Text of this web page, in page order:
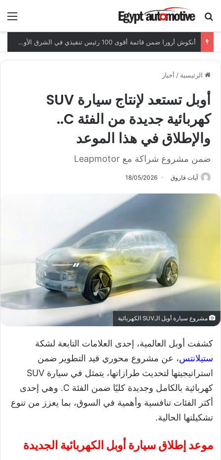
ابحث عن
أنكوش أرورا ضمن قائمة أقوى 100 رئيس تنفيذي في الشرق الأوسط لعام 2026
الرئيسية / أخبار
أوبل تستعد لإنتاج سيارة SUV
كهربائية جديدة من الفئة C..
والإطلاق في هذا الموعد
ضمن مشروع شراكة مع Leapmotor
آيات فاروق 18/05/2026
مشروع سيارة أوبل الـSUV الكهربائية
كشفت أوبل العالمية، إحدى العلامات التابعة لشكة
ستيلانتس، عن مشروع محوري قيد التطوير ضمن
استراتيجيتها لتحديث طرازاتها، يتمثل في سيارة SUV
كهربائية بالكامل وجديدة كليًا ضمن الفئة C. وهي إحدى
أكثر الفئات تنافسية وأهمية في السوق، بما يعزز من تنوع
تشكيلتها الحالية.
موعد إطلاق سيارة أوبل الكهربائية الجديدة